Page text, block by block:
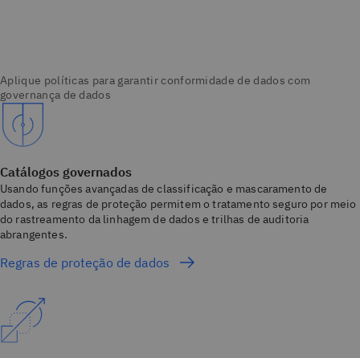
Catálogos governados
Usando funções avançadas de classificação e mascaramento de
dados, as regras de proteção permitem o tratamento seguro por meio
do rastreamento da linhagem de dados e trilhas de auditoria
abrangentes.
Regras de proteção de dados